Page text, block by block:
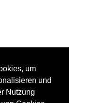
um
und
Nutzung